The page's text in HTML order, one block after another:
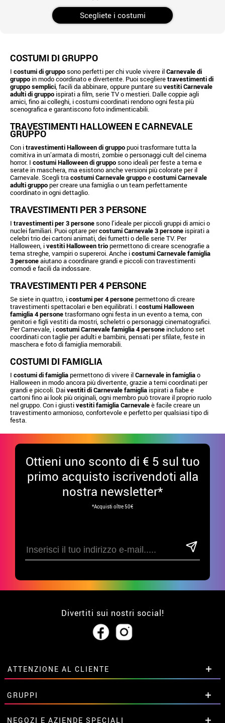
Scegliete i costumi
COSTUMI DI GRUPPO
I costumi di grupposono perfetti per chi vuole vivere ilCarnevale di
gruppo in modo coordinato e divertente. Puoi sceglieretravestimenti di
gruppo semplici, facili da abbinare, oppure puntare suvestiti Carnevale
adulti di gruppo ispirati a film, serie TV o mestieri. Dalle coppie agli
amici, fino ai colleghi, i costumi coordinati rendono ogni festa più
scenografica e garantiscono foto indimenticabili.
TRAVESTIMENTI HALLOWEEN E CARNEVALE
GRUPPO
Con itravestimenti Halloween di gruppopuoi trasformare tutta la
comitiva in un’armata di mostri, zombie o personaggi cult del cinema
horror. I costumi Halloween di grupposono ideali per feste a tema e
serate in maschera, ma esistono anche versioni più colorate per il
Carnevale. Scegli tracostumi Carnevale gruppoecostumi Carnevale
adulti gruppoper creare una famiglia o un team perfettamente
coordinato in ogni dettaglio.
TRAVESTIMENTI PER 3 PERSONE
I travestimenti per 3 personesono l’ideale per piccoli gruppi di amici o
nuclei familiari. Puoi optare percostumi Carnevale 3 persone ispirati a
celebri trio dei cartoni animati, dei fumetti o delle serie TV. Per
Halloween, ivestiti Halloween triopermettono di creare scenografie a
tema streghe, vampiri o supereroi. Anche icostumi Carnevale famiglia
3 personeaiutano a coordinare grandi e piccoli con travestimenti
comodi e facili da indossare.
TRAVESTIMENTI PER 4 PERSONE
Se siete in quattro, icostumi per 4 personepermettono di creare
travestimenti spettacolari e ben equilibrati. I costumi Halloween
famiglia 4 personetrasformano ogni festa in un evento a tema, con
genitori e figli vestiti da mostri, scheletri o personaggi cinematografici.
Per Carnevale, icostumi Carnevale famiglia 4 persone includono set
coordinati con taglie per adulti e bambini, pensati per sfilate, feste in
maschera e foto di famiglia memorabili.
COSTUMI DI FAMIGLIA
I costumi di famigliapermettono di vivere ilCarnevale in famigliao
Halloween in modo ancora più divertente, grazie a temi coordinati per
grandi e piccoli. Daivestiti di Carnevale famiglia ispirati a fiabe e
cartoni fino ai look più originali, ogni membro può trovare il proprio ruolo
nel gruppo. Con i giustivestiti famiglia Carnevaleè facile creare un
travestimento armonioso, confortevole e perfetto per qualsiasi tipo di
festa.
Ottieni uno sconto di € 5 sul tuo
primo acquisto iscrivendoti alla
nostra newsletter*
*Acquisti oltre 50€
Divertiti sui nostri social!
ATTENZIONE AL CLIENTE
• Su di noi
• Condizioni di vendita
• Avviso legale privacy
GRUPPI
Sconti speciali per gruppi.
NEGOZI E AZIENDE SPECIALI